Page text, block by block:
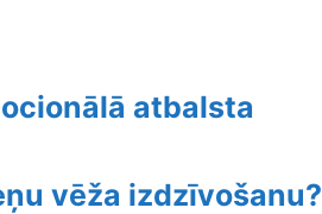
atbalsta
vēža izdzīvošanu?